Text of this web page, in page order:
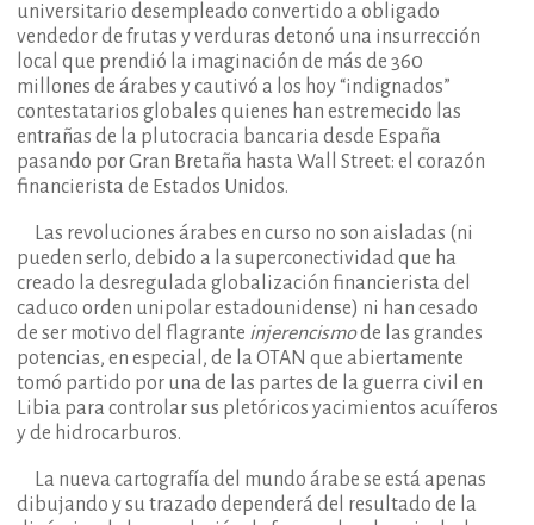
universitario desempleado convertido a obligado
vendedor de frutas y verduras detonó una insurrección
local que prendió la imaginación de más de 360
millones de árabes y cautivó a los hoy “indignados”
contestatarios globales quienes han estremecido las
entrañas de la plutocracia bancaria desde España
pasando por Gran Bretaña hasta Wall Street: el corazón
financierista de Estados Unidos.
Las revoluciones árabes en curso no son aisladas (ni
pueden serlo, debido a la superconectividad que ha
creado la desregulada globalización financierista del
caduco orden unipolar estadounidense) ni han cesado
de ser motivo del flagrante injerencismode las grandes
potencias, en especial, de la OTAN que abiertamente
tomó partido por una de las partes de la guerra civil en
Libia para controlar sus pletóricos yacimientos acuíferos
y de hidrocarburos.
La nueva cartografía del mundo árabe se está apenas
dibujando y su trazado dependerá del resultado de la